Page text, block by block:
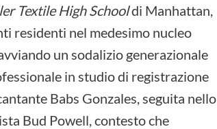
Textile High Schooldi Manhattan,
residenti nel medesimo nucleo
un sodalizio generazionale
in studio di registrazione
Babs Gonzales, seguita nello
Bud Powell, contesto che